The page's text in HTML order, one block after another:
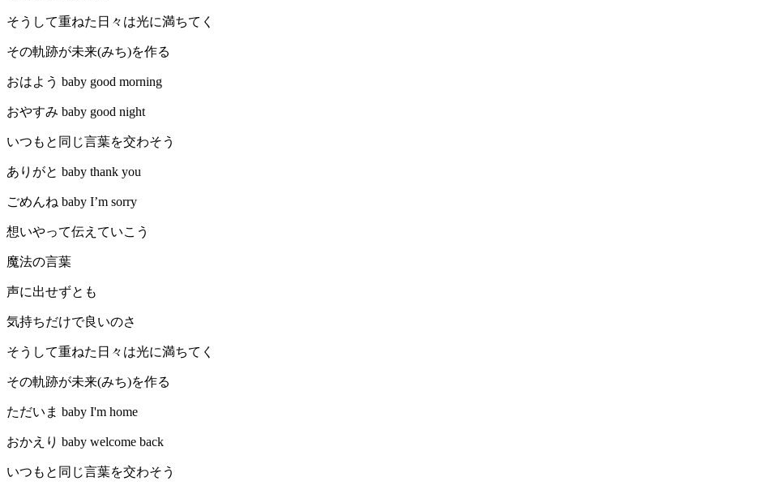
そうして重ねた日々は光に満ちてく
その軌跡が未来(みち)を作る
おはよう baby good morning
おやすみ baby good night
いつもと同じ言葉を交わそう
ありがと baby thank you
ごめんね baby I’m sorry
想いやって伝えていこう
魔法の言葉
声に出せずとも
気持ちだけで良いのさ
そうして重ねた日々は光に満ちてく
その軌跡が未来(みち)を作る
ただいま baby I'm home
おかえり baby welcome back
いつもと同じ言葉を交わそう